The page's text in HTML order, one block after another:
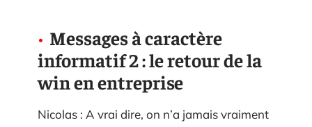
Messages à caractère
informatif 2 : le retour de la
win en entreprise
Nicolas : A vrai dire, on n’a jamais vraiment